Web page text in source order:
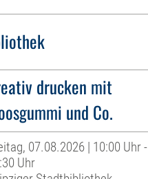
drucken mit
und Co.
07.08.2026 | 10:00 Uhr -
Uhr